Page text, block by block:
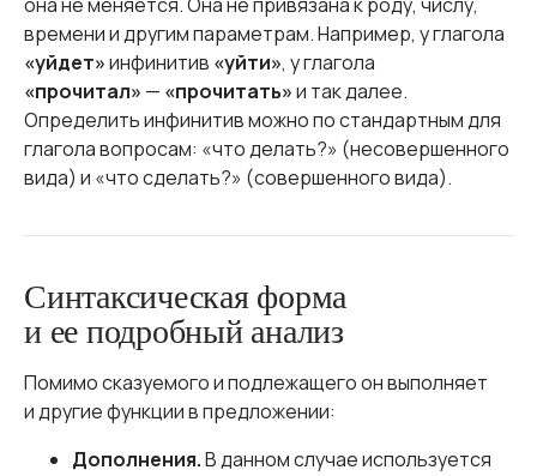
времени и другим параметрам. Например, у глагола
«уйдет»инфинитив «уйти», у глагола
«прочитал» — «прочитать»и так далее.
Определить инфинитив можно по стандартным для
глагола вопросам: «что делать?» (несовершенного
вида) и «что сделать?» (совершенного вида).
Синтаксическая форма
и ее подробный анализ
Помимо сказуемого и подлежащего он выполняет
и другие функции в предложении:
Дополнения.В данном случае используется